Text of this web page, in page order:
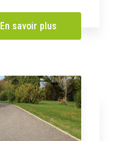
En savoir plus